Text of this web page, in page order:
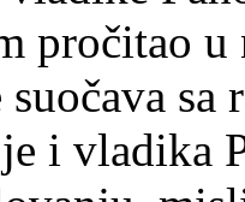
pročitao
suočava
i vladika